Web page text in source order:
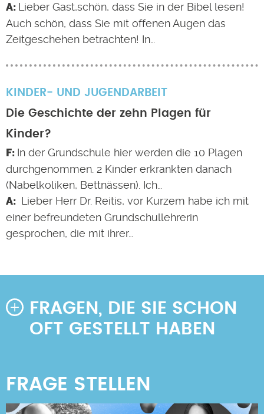
Lieber Gast,schön, dass Sie in der Bibel lesen!
Auch schön, dass Sie mit offenen Augen das
Zeitgeschehen betrachten! In…
KINDER- UND JUGENDARBEIT
Die Geschichte der zehn Plagen für
Kinder?
In der Grundschule hier werden die 10 Plagen
durchgenommen. 2 Kinder erkrankten danach
(Nabelkoliken, Bettnässen). Ich…
Lieber Herr Dr. Reitis, vor Kurzem habe ich mit
einer befreundeten Grundschullehrerin
gesprochen, die mit ihrer…
FRAGEN, DIE SIE SCHON
OFT GESTELLT HABEN